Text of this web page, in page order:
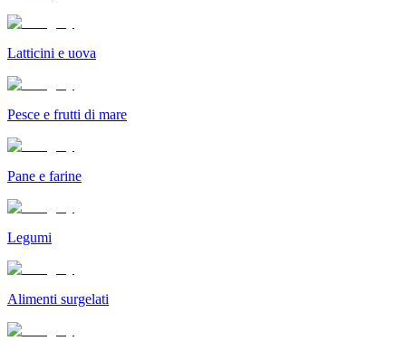
Latticini e uova
Pesce e frutti di mare
Pane e farine
Legumi
Alimenti surgelati